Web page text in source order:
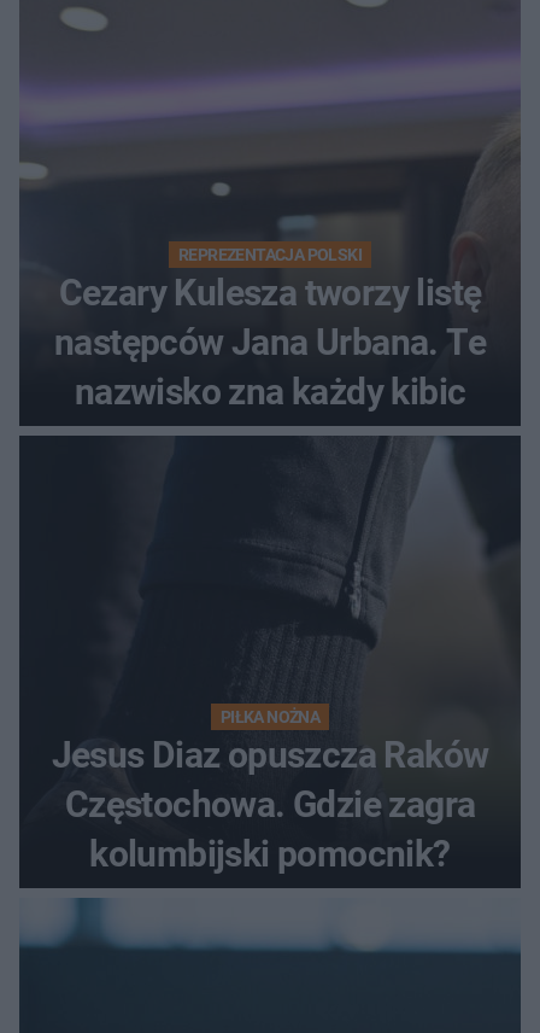
REPREZENTACJA POLSKI
Cezary Kulesza tworzy listę
następców Jana Urbana. Te
nazwisko zna każdy kibic
PIŁKA NOŻNA
Jesus Diaz opuszcza Raków
Częstochowa. Gdzie zagra
kolumbijski pomocnik?